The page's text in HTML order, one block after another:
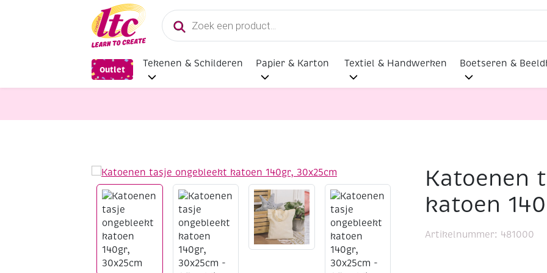
Producten
zoeken
Outlet
Tekenen & Schilderen Papier & Karton Textiel & Handwerken Boetseren &
Stoffen Katoenen tasje ongebleekt katoen 140gr, 30x25cm
Katoenen
katoen
Artikelnummer: 481000